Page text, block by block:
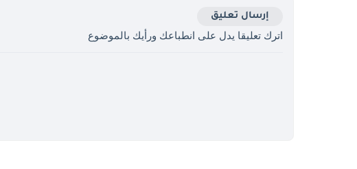
إرسال تعليق
اترك تعليقا يدل على انطباعك ورأيك بالموضوع